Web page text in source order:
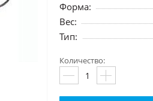
Форма:
Вес:
Тип:
Количество: